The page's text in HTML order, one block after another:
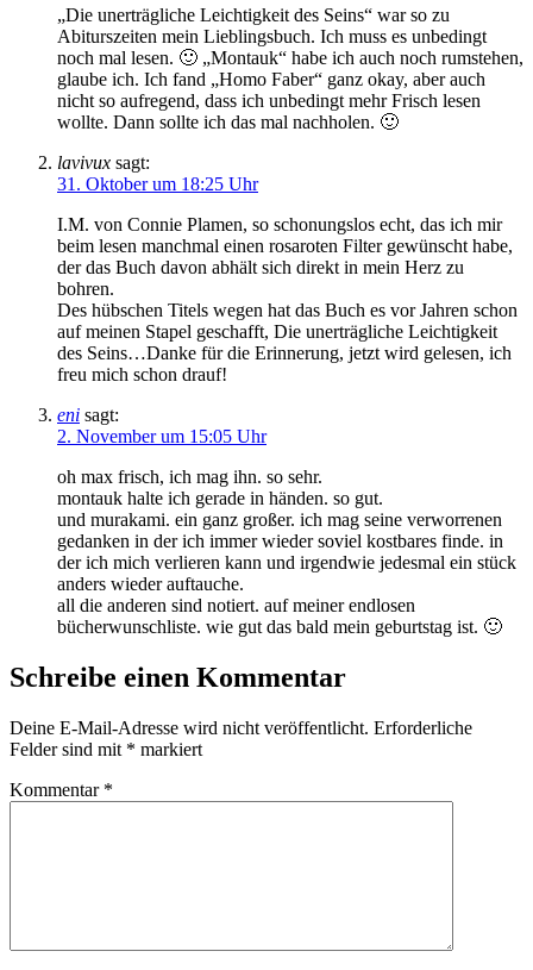
„Die unerträgliche Leichtigkeit des Seins“ war so zu
Abiturszeiten mein Lieblingsbuch. Ich muss es unbedingt
noch mal lesen. 🙂 „Montauk“ habe ich auch noch rumstehen,
glaube ich. Ich fand „Homo Faber“ ganz okay, aber auch
nicht so aufregend, dass ich unbedingt mehr Frisch lesen
wollte. Dann sollte ich das mal nachholen. 🙂
lavivux sagt:
31. Oktober um 18:25 Uhr
I.M. von Connie Plamen, so schonungslos echt, das ich mir
beim lesen manchmal einen rosaroten Filter gewünscht habe,
der das Buch davon abhält sich direkt in mein Herz zu
bohren.
Des hübschen Titels wegen hat das Buch es vor Jahren schon
auf meinen Stapel geschafft, Die unerträgliche Leichtigkeit
des Seins…Danke für die Erinnerung, jetzt wird gelesen, ich
freu mich schon drauf!
eni sagt:
2. November um 15:05 Uhr
oh max frisch, ich mag ihn. so sehr.
montauk halte ich gerade in händen. so gut.
und murakami. ein ganz großer. ich mag seine verworrenen
gedanken in der ich immer wieder soviel kostbares finde. in
der ich mich verlieren kann und irgendwie jedesmal ein stück
anders wieder auftauche.
all die anderen sind notiert. auf meiner endlosen
bücherwunschliste. wie gut das bald mein geburtstag ist. 🙂
Schreibe einen Kommentar
Deine E-Mail-Adresse wird nicht veröffentlicht. Erforderliche
Felder sind mit * markiert
Kommentar *